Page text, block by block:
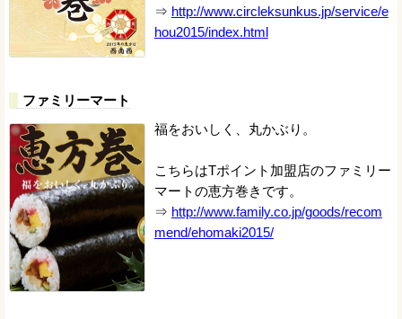
⇒ http://www.circleksunkus.jp/service/e
hou2015/index.html
ファミリーマート
福をおいしく、丸かぶり。
こちらはTポイント加盟店のファミリー
マートの恵方巻きです。
⇒ http://www.family.co.jp/goods/recom
mend/ehomaki2015/